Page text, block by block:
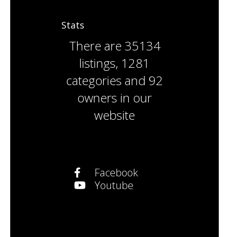
Stats
There are 35134
listings, 1281
categories and 92
owners in our
website
Facebook
Youtube